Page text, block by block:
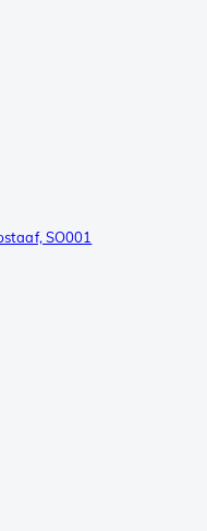
SO001